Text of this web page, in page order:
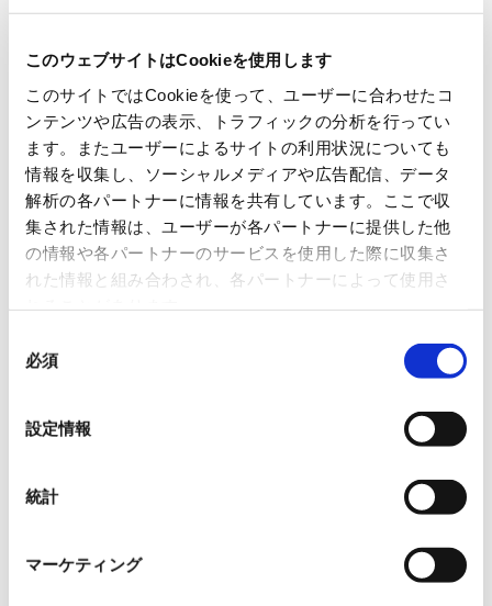
このウェブサイトはCookieを使用します
このサイトではCookieを使って、ユーザーに合わせたコ
ンテンツや広告の表示、トラフィックの分析を行ってい
ます。またユーザーによるサイトの利用状況についても
情報を収集し、ソーシャルメディアや広告配信、データ
解析の各パートナーに情報を共有しています。ここで収
集された情報は、ユーザーが各パートナーに提供した他
の情報や各パートナーのサービスを使用した際に収集さ
れた情報と組み合わされ、各パートナーによって使用さ
必須
設定情報
統計
マーケティング
インテリア向け製品は極めて高精
LEDのばらつきや温度変化による色ずれを内蔵ARM M0プ
きる極めて高精度な照明システムを実現しています。